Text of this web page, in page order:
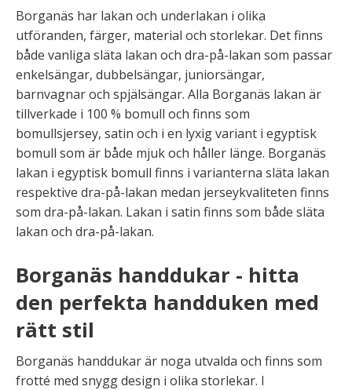
Borganäs har lakan och underlakan i olika
utföranden, färger, material och storlekar. Det finns
både vanliga släta lakan och dra-på-lakan som passar
enkelsängar, dubbelsängar, juniorsängar,
barnvagnar och spjälsängar. Alla Borganäs lakan är
tillverkade i 100 % bomull och finns som
bomullsjersey, satin och i en lyxig variant i egyptisk
bomull som är både mjuk och håller länge. Borganäs
lakan i egyptisk bomull finns i varianterna släta lakan
respektive dra-på-lakan medan jerseykvaliteten finns
som dra-på-lakan. Lakan i satin finns som både släta
lakan och dra-på-lakan.
Borganäs handdukar - hitta
den perfekta handduken med
rätt stil
Borganäs handdukar är noga utvalda och finns som
frotté med snygg design i olika storlekar. I